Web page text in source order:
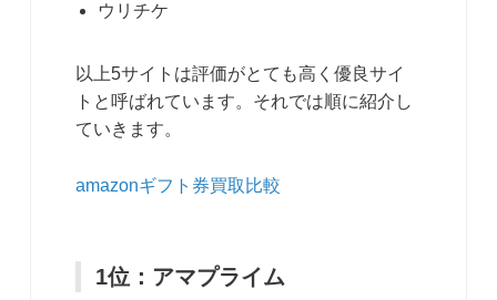
ウリチケ
以上5サイトは評価がとても高く優良サイ
トと呼ばれています。それでは順に紹介し
ていきます。
amazonギフト券買取比較
1位：アマプライム